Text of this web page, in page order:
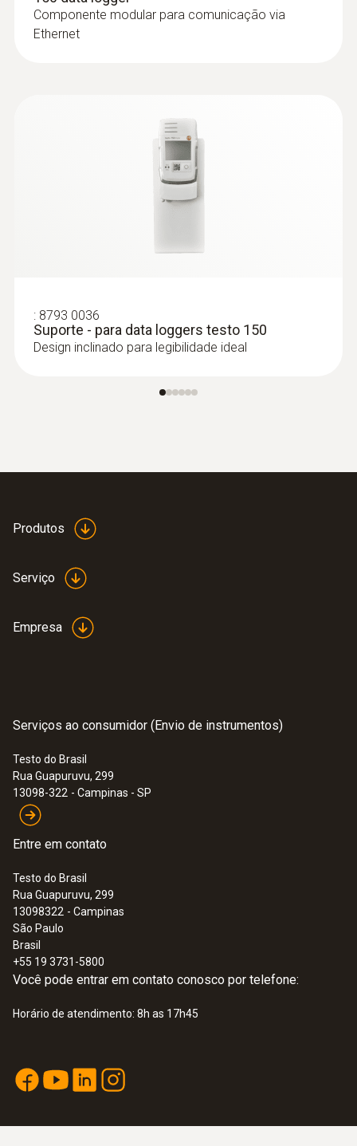
medições em ar/gases de escape (não é
adequada para medições em fundições), TP
:0602 4792
Sonda magnética, força de aderência
Componente modular para comunicação via
Ethernet
: 8793 0036
Suporte - para data loggers testo 150
Design inclinado para legibilidade ideal
Produtos
Serviço
Empresa
Serviços ao consumidor (Envio de instrumentos)
Testo do Brasil
Rua Guapuruvu, 299
13098-322 - Campinas - SP
Entre em contato
Testo do Brasil
Rua Guapuruvu, 299
13098322 - Campinas
São Paulo
Brasil
+55 19 3731-5800
Você pode entrar em contato conosco por telefone:
Horário de atendimento: 8h as 17h45